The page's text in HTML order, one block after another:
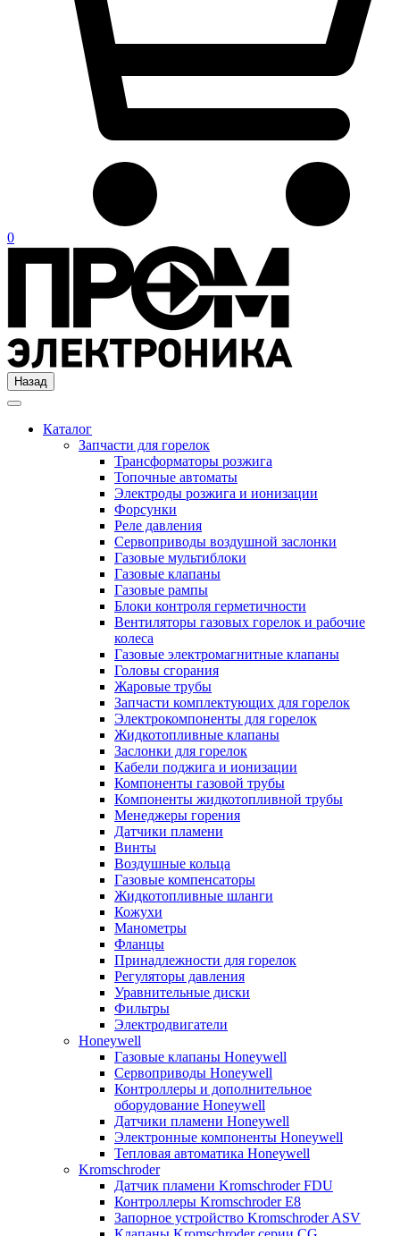
0
Назад
Каталог
Запчасти для горелок
Трансформаторы розжига
Топочные автоматы
Электроды розжига и ионизации
Форсунки
Реле давления
Сервоприводы воздушной заслонки
Газовые мультиблоки
Газовые клапаны
Газовые рампы
Блоки контроля герметичности
Вентиляторы газовых горелок и рабочие
колеса
Газовые электромагнитные клапаны
Головы сгорания
Жаровые трубы
Запчасти комплектующих для горелок
Электрокомпоненты для горелок
Жидкотопливные клапаны
Заслонки для горелок
Кабели поджига и ионизации
Компоненты газовой трубы
Компоненты жидкотопливной трубы
Менеджеры горения
Датчики пламени
Винты
Воздушные кольца
Газовые компенсаторы
Жидкотопливные шланги
Кожухи
Манометры
Фланцы
Принадлежности для горелок
Регуляторы давления
Уравнительные диски
Фильтры
Электродвигатели
Honeywell
Газовые клапаны Honeywell
Сервоприводы Honeywell
Контроллеры и дополнительное
оборудование Honeywell
Датчики пламени Honeywell
Электронные компоненты Honeywell
Тепловая автоматика Honeywell
Kromschroder
Датчик пламени Kromschroder FDU
Контроллеры Kromschroder E8
Запорное устройство Kromschroder ASV